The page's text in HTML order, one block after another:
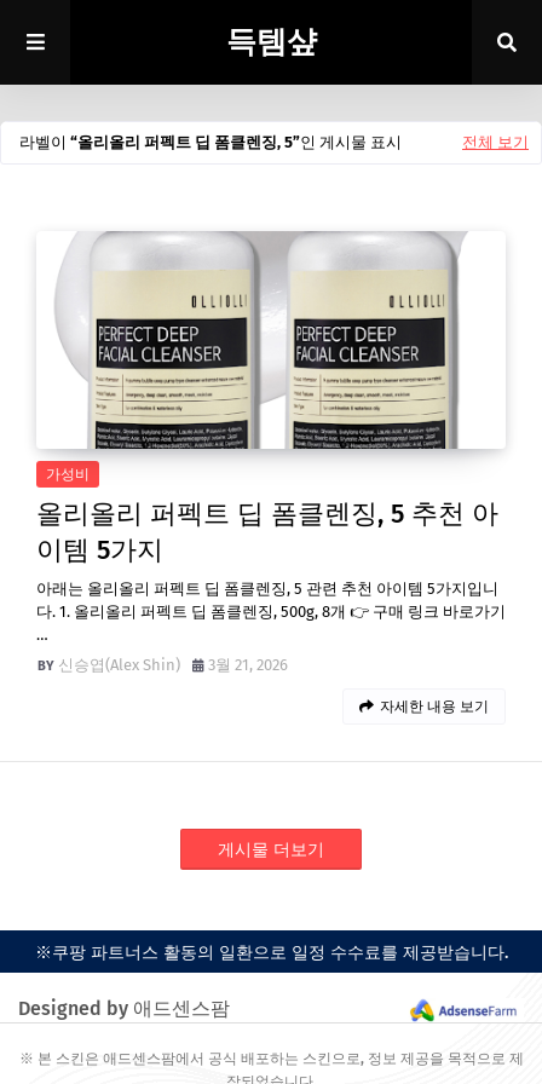
득템샾
라벨이 올리올리 퍼펙트 딥 폼클렌징, 5 인 게시물 표시 전체 보기
가성비
올리올리 퍼펙트 딥 폼클렌징, 5 추천 아
이템 5가지
아래는 올리올리 퍼펙트 딥 폼클렌징, 5 관련 추천 아이템 5가지입니
다. 1. 올리올리 퍼펙트 딥 폼클렌징, 500g, 8개 👉 구매 링크 바로가기
…
신승엽(Alex Shin)
3월 21, 2026
자세한 내용 보기
게시물 더보기
※쿠팡 파트너스 활동의 일환으로 일정 수수료를 제공받습니다.
Designed by 애드센스팜
※ 본 스킨은 애드센스팜에서 공식 배포하는 스킨으로, 정보 제공을 목적으로 제